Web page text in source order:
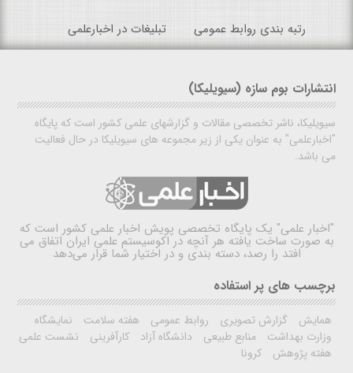
رتبه بندی روابط عمومی تبلیغات در اخبارعلمی
انتشارات بوم سازه (سیویلیکا)
سیویلیکا، ناشر تخصصی مقالات و گزارشهای علمی کشور است که پایگاه
"اخبارعلمی" به عنوان یکی از زیر مجموعه های سیویلیکا در حال فعالیت
می باشد.
"اخبار علمی" یک پایگاه تخصصی پویش اخبار علمی کشور است که
به صورت ساخت یافته هر آنچه در اکوسیستم علمی ایران اتفاق می
افتد را رصد، دسته بندی و در اختیار شما قرار می‌دهد
برچسب های پر استفاده
همایش گزارش تصویری روابط عمومی هفته سلامت
نمایشگاه
وزارت بهداشت
منابع طبیعی دانشگاه آزاد کارآفرینی
نشست علمی
هفته پژوهش
کرونا